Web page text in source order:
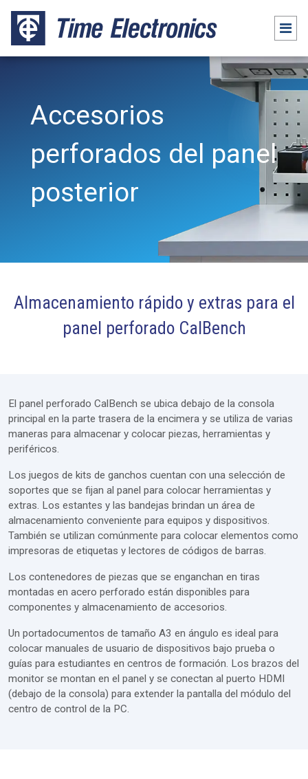
Accesorios
perforados del panel
posterior
Paquetes
Muebles
Diseño de taller
Cotización
Almacenamiento rápido y extras para el
panel perforado CalBench
El panel perforado CalBench se ubica debajo de la consola
principal en la parte trasera de la encimera y se utiliza de varias
maneras para almacenar y colocar piezas, herramientas y
periféricos.
Los juegos de kits de ganchos cuentan con una selección de
soportes que se fijan al panel para colocar herramientas y
extras. Los estantes y las bandejas brindan un área de
almacenamiento conveniente para equipos y dispositivos.
También se utilizan comúnmente para colocar elementos como
impresoras de etiquetas y lectores de códigos de barras.
Los contenedores de piezas que se enganchan en tiras
montadas en acero perforado están disponibles para
componentes y almacenamiento de accesorios.
Un portadocumentos de tamaño A3 en ángulo es ideal para
colocar manuales de usuario de dispositivos bajo prueba o
guías para estudiantes en centros de formación. Los brazos del
monitor se montan en el panel y se conectan al puerto HDMI
(debajo de la consola) para extender la pantalla del módulo del
centro de control de la PC.